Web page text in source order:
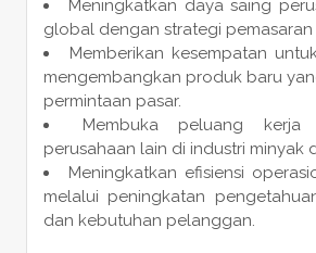
Meningkatkan daya saing
global dengan strategi pemasaran
Memberikan kesempatan
mengembangkan produk baru
permintaan pasar.
Membuka peluang kerja
perusahaan lain di industri minyak
Meningkatkan efisiensi
melalui peningkatan
dan kebutuhan pelanggan.